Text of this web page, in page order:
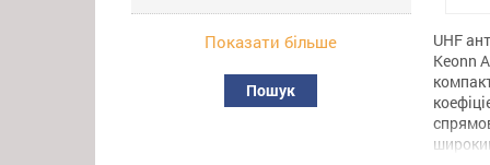
Показати бiльше
Пошук
UHF
Keonn